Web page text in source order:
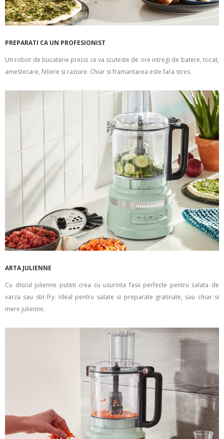
PREPARATI CA UN PROFESIONIST
Un robot de bucatarie precis ce va scuteste de ore intregi de batere, tocat,
amestecare, feliere si razuire. Chiar si framantarea este fara stres.
ARTA JULIENNE
Cu discul julienne puteti crea cu usurinta fasii perfecte pentru salata de
varza sau stir-fry. Ideal pentru salate si preparate gratinate, sau chiar si
mere julienne.